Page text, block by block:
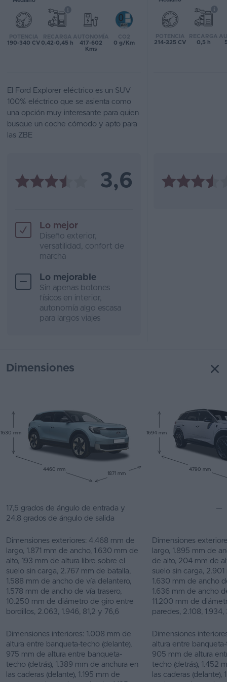
Favoritos
Concesionarios
Blog
Ventas
de
coches
POTENCIA
190-340 CV
RECARGA
0,42-0,45 h
AUTONOMÍA
417-602
Kms
CO2
0 g/Km
POTENCIA
214-325 CV
RECARGA
0,5 h
El Ford Explorer eléctrico es un SUV
100% eléctrico que se asienta como
una opción muy interesante para quien
busque un coche cómodo y apto para
las ZBE
3,6
Lo mejor
Diseño exterior,
versatilidad, confort de
marcha
Lo mejorable
Sin apenas botones
físicos en interior,
autonomía algo escasa
para largos viajes
Dimensiones
1630 mm
4460 mm
1871 mm
1694 mm
4790 mm
17,5 grados de ángulo de entrada y
24,8 grados de ángulo de salida
—
Dimensiones exteriores: 4.468 mm de
largo, 1.871 mm de ancho, 1.630 mm de
alto, 193 mm de altura libre sobre el
suelo sin carga, 2.767 mm de batalla,
1.588 mm de ancho de vía delantero,
1.578 mm de ancho de vía trasero,
10.250 mm de diámetro de giro entre
bordillos, 2.063, 1.946, 81,2 y 76,6
Dimensiones
largo, 1.895 mm de
de alto, 204 mm de
suelo sin carga,
1.630 mm de ancho
1.636 mm de ancho
11.200 mm de
paredes, 2.108,
Dimensiones interiores: 1.008 mm de
altura entre banqueta-techo (delante),
975 mm de altura entre banqueta-
techo (detrás), 1.389 mm de anchura en
las caderas (delante), 1.195 mm de
Dimensiones
altura entre
905 mm de altura
techo (detrás), 1.452
las caderas (delante),